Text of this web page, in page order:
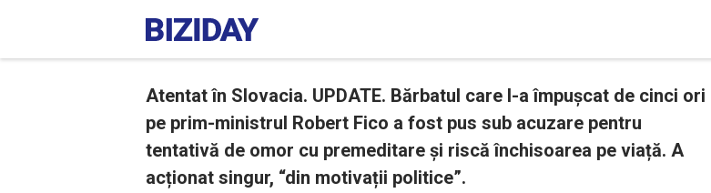
Atentat în Slovacia. UPDATE. Bărbatul care l-a împușcat de cinci ori
pe prim-ministrul Robert Fico a fost pus sub acuzare pentru
tentativă de omor cu premeditare și riscă închisoarea pe viață. A
acționat singur, “din motivații politice”.